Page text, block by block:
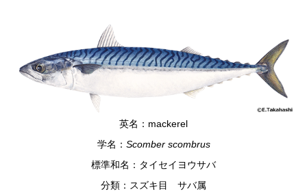
英名：mackerel
学名： Scomber scombrus
標準和名：タイセイヨウサバ
分類：スズキ目 サバ属